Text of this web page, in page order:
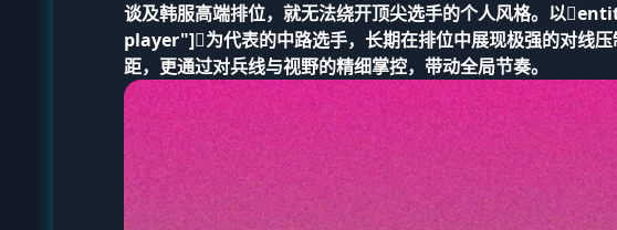
谈及韩服高端排位，就无法绕开顶尖选手的个人风格。以
player"]为代表的中路选手，长期在排位中展现极强的对线
距，更通过对兵线与视野的精细掌控，带动全局节奏。